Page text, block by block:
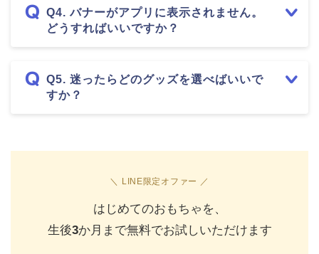
Q4. バナーがアプリに表示されません。
どうすればいいですか？
Q5. 迷ったらどのグッズを選べばいいで
すか？
＼ LINE限定オファー ／
はじめてのおもちゃを、
生後3か月まで無料でお試しいただけます